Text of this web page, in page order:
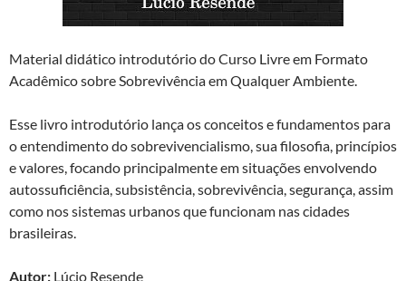
Material didático introdutório do Curso Livre em Formato
Acadêmico sobre Sobrevivência em Qualquer Ambiente.
Esse livro introdutório lança os conceitos e fundamentos para
o entendimento do sobrevivencialismo, sua filosofia, princípios
e valores, focando principalmente em situações envolvendo
autossuficiência, subsistência, sobrevivência, segurança, assim
como nos sistemas urbanos que funcionam nas cidades
brasileiras.
Autor: Lúcio Resende